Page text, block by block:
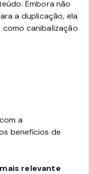
Embora não
a duplicação, ela
canibalização
a
benefícios de
relevante